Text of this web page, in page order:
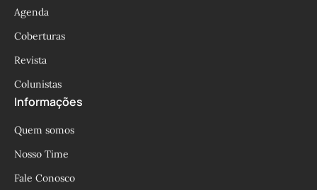
Agenda
Coberturas
Revista
Colunistas
Informações
Quem somos
Nosso Time
Fale Conosco